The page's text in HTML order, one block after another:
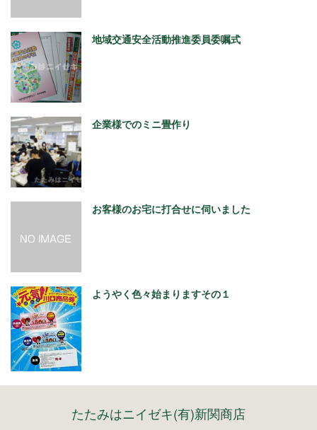
地域交通安全活動推進委員委嘱式
企業様でのミニ畳作り
お客様のお宅に打合せに伺いました
ようやく色々始まりますその１
たたみはニイゼキ(有)新関商店